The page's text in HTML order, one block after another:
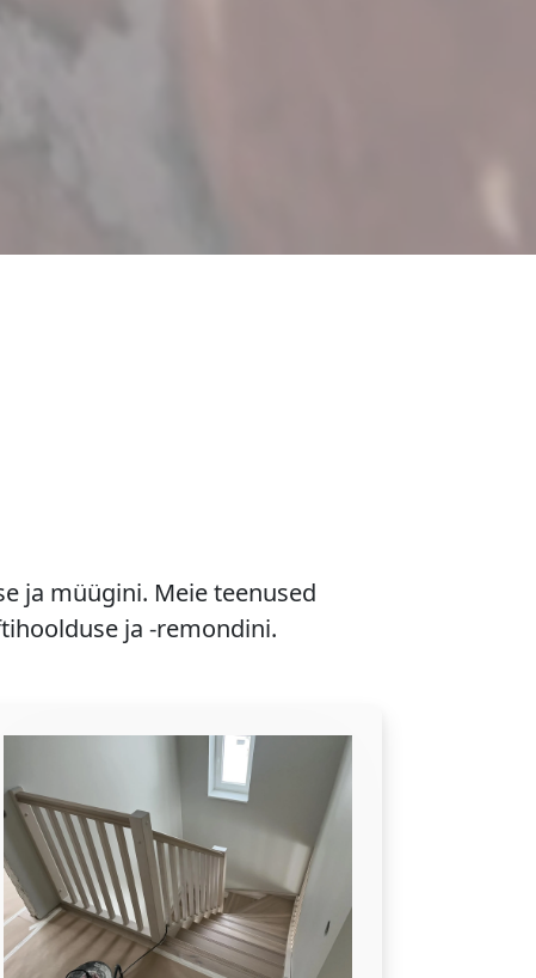
ja müügini. Meie teenused
ja -remondini.